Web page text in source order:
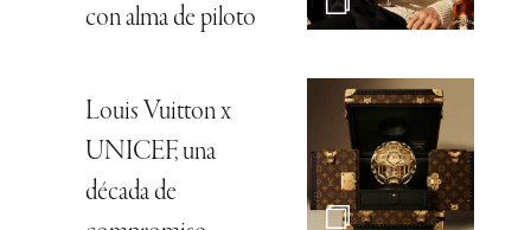
con alma de piloto
Louis Vuitton x
UNICEF, una
década de